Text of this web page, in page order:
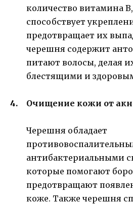
количество витамина
способствует
предотвращает их
черешня содержит
питают волосы, делая
блестящими и
Очищение кожи от
Черешня обладает
антибактериальными
которые помогают
предотвращают
коже. Также черешня